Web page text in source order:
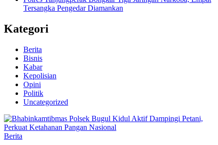
Tersangka Pengedar Diamankan
Kategori
Berita
Bisnis
Kabar
Kepolisian
Opini
Politik
Uncategorized
Berita